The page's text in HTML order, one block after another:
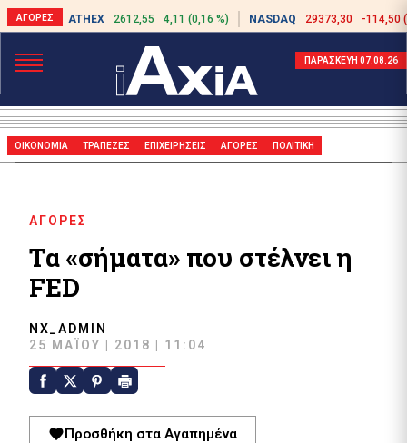
ATHEX 2612,55 4,11 (0,16 %) NASDAQ 29373,30 -114,50
ΠΑΡΑΣΚΕΥΗ 07.08.26
ΟΙΚΟΝΟΜΙΑ ΤΡΑΠΕΖΕΣ ΕΠΙΧΕΙΡΗΣΕΙΣ ΑΓΟΡΕΣ ΠΟΛΙΤΙΚΗ
ΑΓΟΡΕΣ
Τα «σήματα» που στέλνει η
FED
NX_ADMIN
25 ΜΑΪ́ΟΥ | 2018 | 11:04
Προσθήκη στα Αγαπημένα